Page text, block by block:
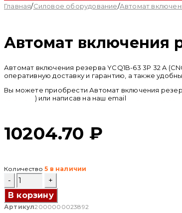
Главная/Силовое оборудование/Автомат
Автомат включения
Автомат включения резерва YCQ1B-63 3P 32 A
оперативную доставку и гарантию, а также
Вы можете приобрести Автомат включения
) или написав на наш email
10204.70 ₽
Количество 5 в наличии
Количество
товара
Автомат
включения
резерва
В корзину
Артикул2000000023892